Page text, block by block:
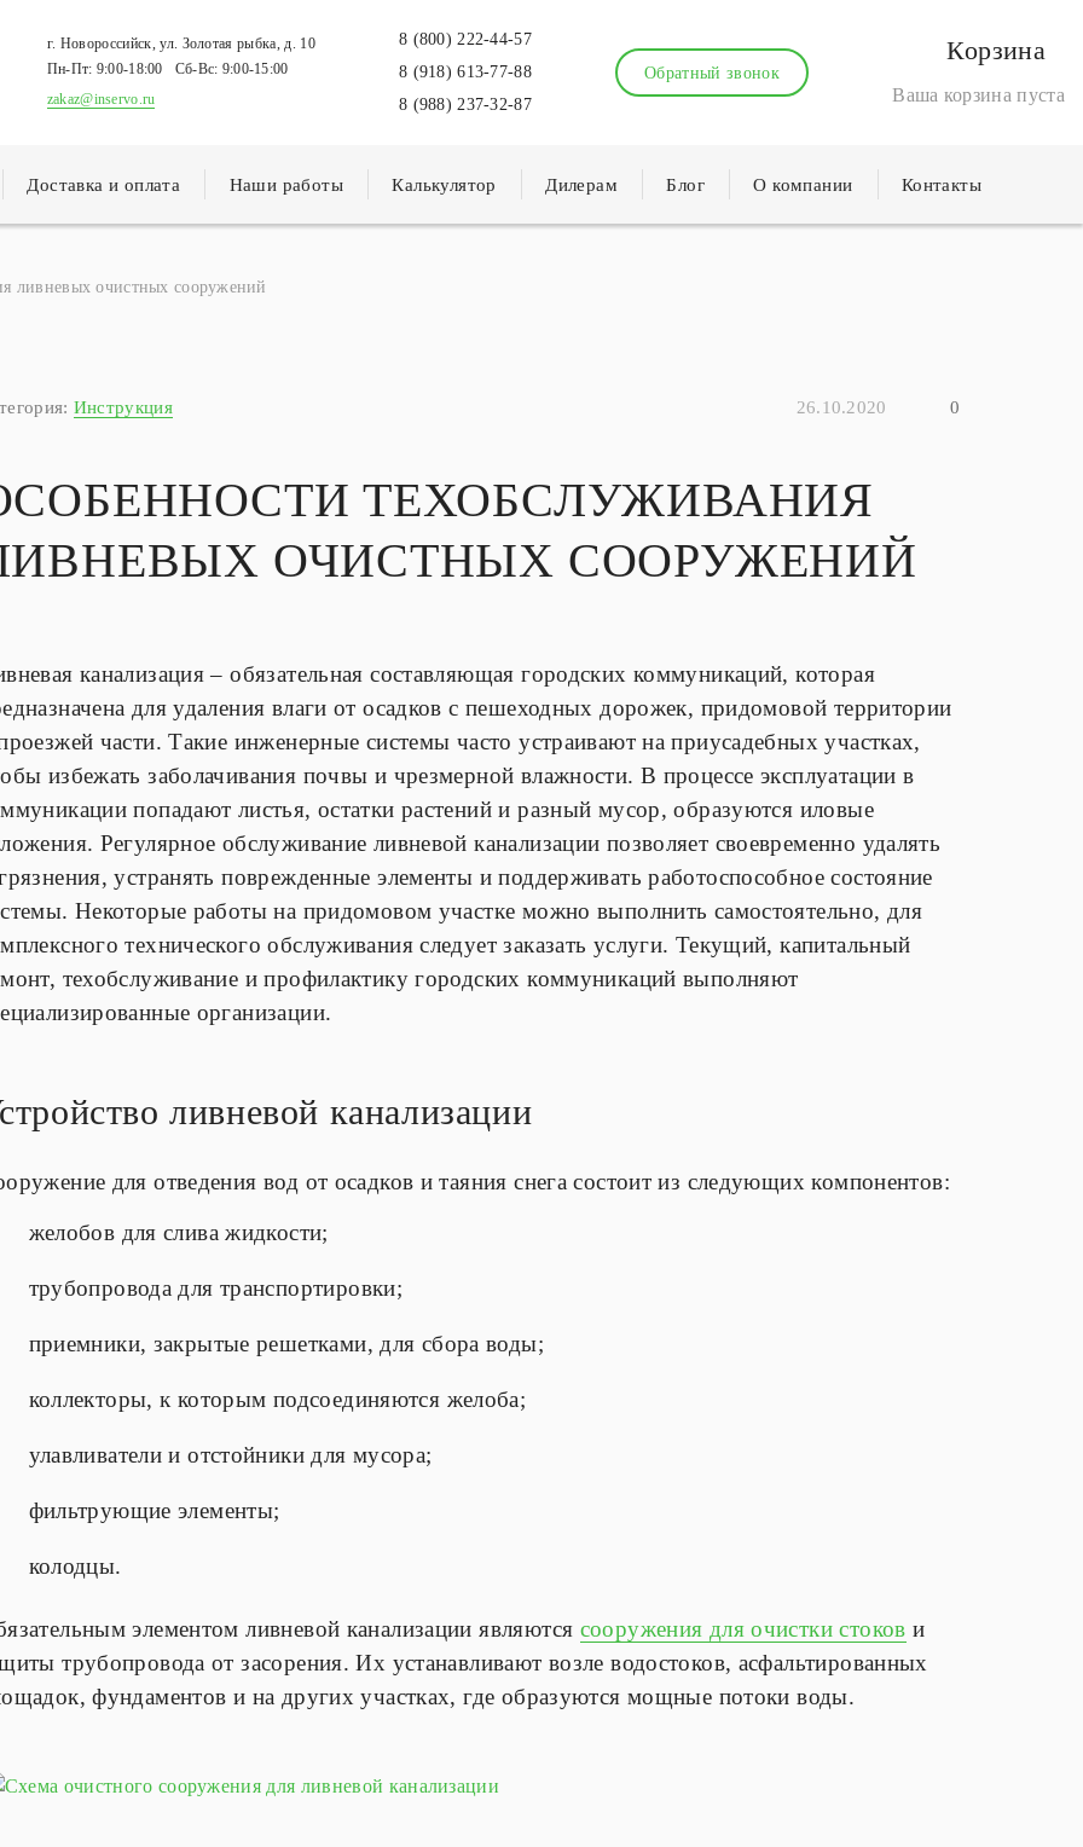
г. Новороссийск, ул. Золотая рыбка, д. 10
Пн-Пт: 9:00-18:00 Сб-Вс: 9:00-15:00
zakaz@inservo.ru
8 (800) 222-44-57
8 (918) 613-77-88
8 (988) 237-32-87
Обратный звонок
Корзина
Ваша корзина пуста
Доставка и оплата Наши работы Калькулятор Дилерам Блог О компании Контакты
ливневых очистных сооружений
Инструкция 26.10.2020 0
ТЕХОБСЛУЖИВАНИЯ
ОЧИСТНЫХ СООРУЖЕНИЙ
канализация – обязательная составляющая городских коммуникаций, которая
для удаления влаги от осадков с пешеходных дорожек, придомовой территории
части. Такие инженерные системы часто устраивают на приусадебных участках,
избежать заболачивания почвы и чрезмерной влажности. В процессе эксплуатации в
попадают листья, остатки растений и разный мусор, образуются иловые
Регулярное обслуживание ливневой канализации позволяет своевременно удалять
устранять поврежденные элементы и поддерживать работоспособное состояние
Некоторые работы на придомовом участке можно выполнить самостоятельно, для
технического обслуживания следует заказать услуги. Текущий, капитальный
техобслуживание и профилактику городских коммуникаций выполняют
организации.
ливневой канализации
для отведения вод от осадков и таяния снега состоит из следующих компонентов:
желобов для слива жидкости;
трубопровода для транспортировки;
приемники, закрытые решетками, для сбора воды;
коллекторы, к которым подсоединяются желоба;
улавливатели и отстойники для мусора;
фильтрующие элементы;
колодцы.
элементом ливневой канализации являются сооружения для очистки стоков и
трубопровода от засорения. Их устанавливают возле водостоков, асфальтированных
фундаментов и на других участках, где образуются мощные потоки воды.